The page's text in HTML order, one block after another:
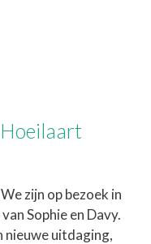
zijn op bezoek in
Sophie en Davy.
nieuwe uitdaging,